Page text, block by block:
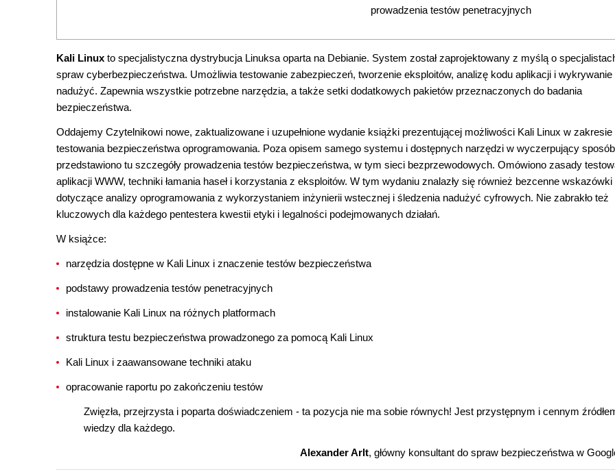
prowadzenia testów penetracyjnych
Kali Linux to specjalistyczna dystrybucja Linuksa oparta na Debianie. System został zaprojektowany z myślą o
spraw cyberbezpieczeństwa. Umożliwia testowanie zabezpieczeń, tworzenie eksploitów, analizę kodu aplikacji i wykrywanie
nadużyć. Zapewnia wszystkie potrzebne narzędzia, a także setki dodatkowych pakietów przeznaczonych do badania
bezpieczeństwa.
Oddajemy Czytelnikowi nowe, zaktualizowane i uzupełnione wydanie książki prezentującej możliwości Kali Linux w zakresie
testowania bezpieczeństwa oprogramowania. Poza opisem samego systemu i dostępnych narzędzi w wyczerpujący sposób
przedstawiono tu szczegóły prowadzenia testów bezpieczeństwa, w tym sieci bezprzewodowych. Omówiono zasady
aplikacji WWW, techniki łamania haseł i korzystania z eksploitów. W tym wydaniu znalazły się również bezcenne wskazówki
dotyczące analizy oprogramowania z wykorzystaniem inżynierii wstecznej i śledzenia nadużyć cyfrowych. Nie zabrakło też
kluczowych dla każdego pentestera kwestii etyki i legalności podejmowanych działań.
W książce:
narzędzia dostępne w Kali Linux i znaczenie testów bezpieczeństwa
podstawy prowadzenia testów penetracyjnych
instalowanie Kali Linux na różnych platformach
struktura testu bezpieczeństwa prowadzonego za pomocą Kali Linux
Kali Linux i zaawansowane techniki ataku
opracowanie raportu po zakończeniu testów
Zwięzła, przejrzysta i poparta doświadczeniem - ta pozycja nie ma sobie równych! Jest przystępnym i cennym
wiedzy dla każdego.
Alexander Arlt, główny konsultant do spraw bezpieczeństwa w